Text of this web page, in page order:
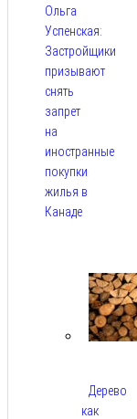
Ольга
Успенская:
Застройщики
призывают
снять
запрет
на
иностранные
покупки
жилья в
Канаде
Дерево
как